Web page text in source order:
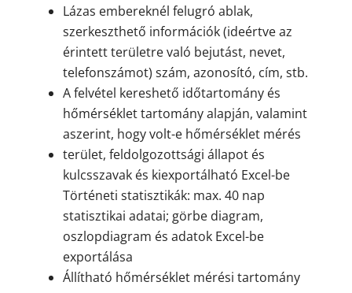
Lázas embereknél felugró ablak,
szerkeszthető információk (ideértve az
érintett területre való bejutást, nevet,
telefonszámot) szám, azonosító, cím, stb.
A felvétel kereshető időtartomány és
hőmérséklet tartomány alapján, valamint
aszerint, hogy volt-e hőmérséklet mérés
terület, feldolgozottsági állapot és
kulcsszavak és kiexportálható Excel-be
Történeti statisztikák: max. 40 nap
statisztikai adatai; görbe diagram,
oszlopdiagram és adatok Excel-be
exportálása
Állítható hőmérséklet mérési tartomány